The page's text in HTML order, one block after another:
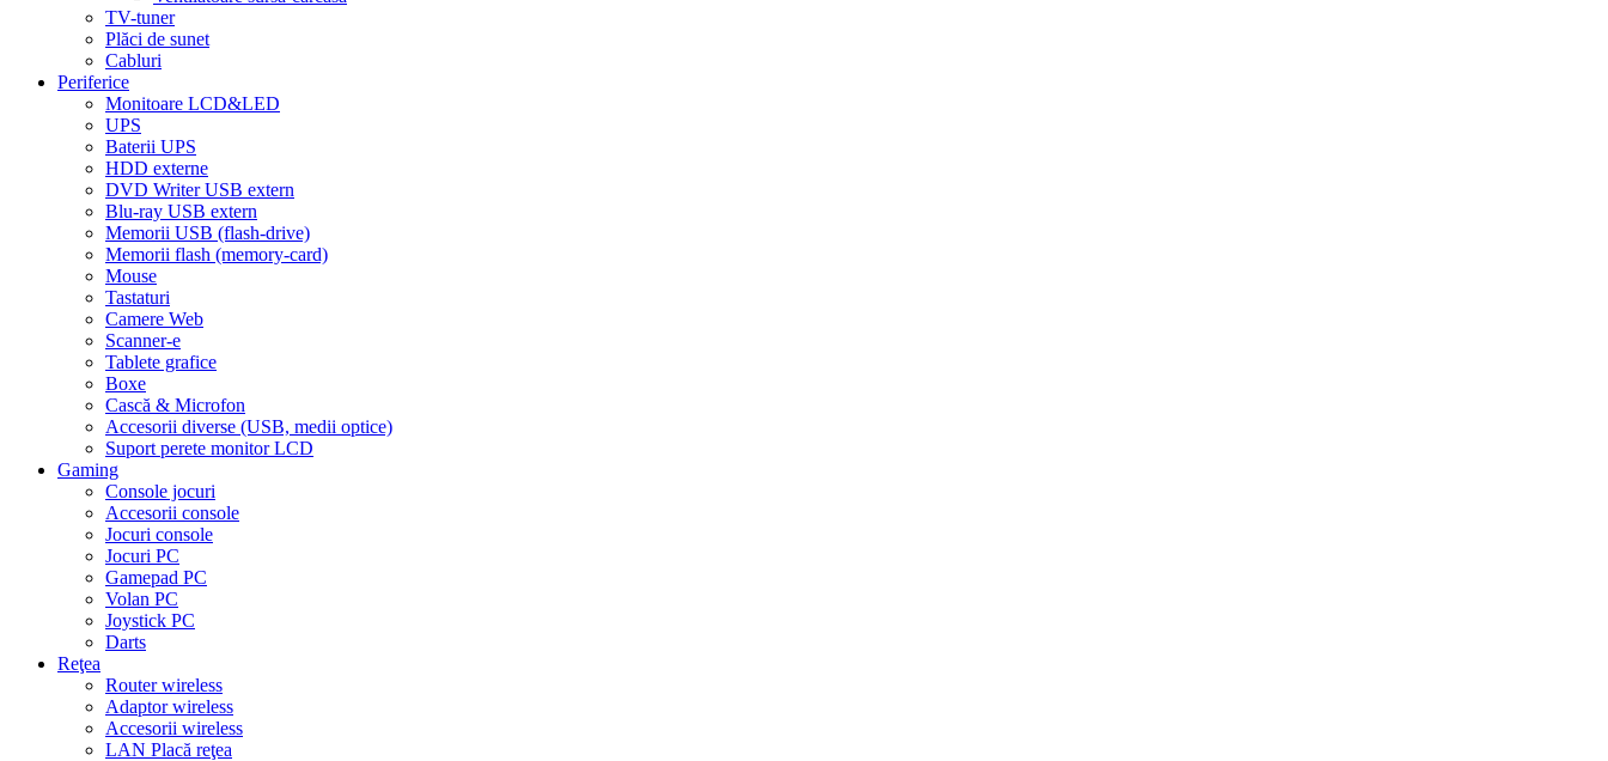
TV-tuner
Plăci de sunet
Cabluri
Periferice
Monitoare LCD&LED
UPS
Baterii UPS
HDD externe
DVD Writer USB extern
Blu-ray USB extern
Memorii USB (flash-drive)
Memorii flash (memory-card)
Mouse
Tastaturi
Camere Web
Scanner-e
Tablete grafice
Boxe
Cască & Microfon
Accesorii diverse (USB, medii optice)
Suport perete monitor LCD
Gaming
Console jocuri
Accesorii console
Jocuri console
Jocuri PC
Gamepad PC
Volan PC
Joystick PC
Darts
Reţea
Router wireless
Adaptor wireless
Accesorii wireless
LAN Placă reţea